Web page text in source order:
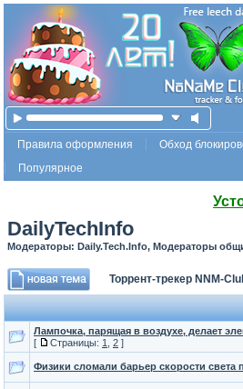
Правила оформления
Обход
Популярное
DailyTechInfo
Модераторы: Daily.Tech.Info, Модераторы
Торрент-трекер NNM-
Лампочка, парящая в воздухе, делает
[
Страницы: 1 2 ]
Физики сломали барьер скорости